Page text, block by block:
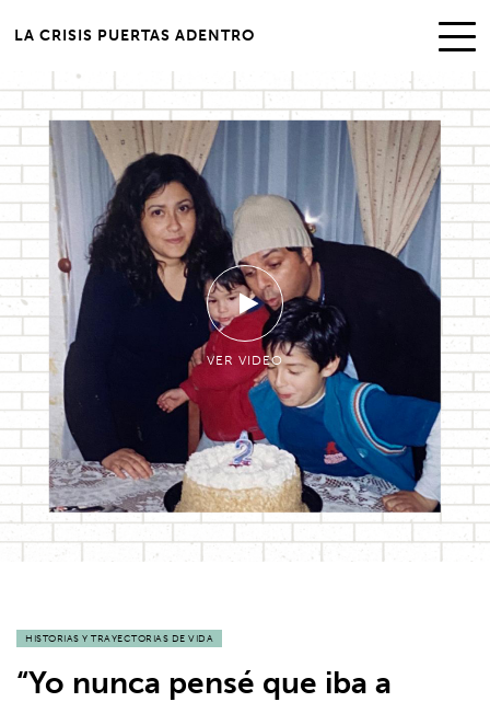
LA CRISIS PUERTAS ADENTRO
VER VIDEO
HISTORIAS Y TRAYECTORIAS DE VIDA
“Yo nunca pensé que iba a